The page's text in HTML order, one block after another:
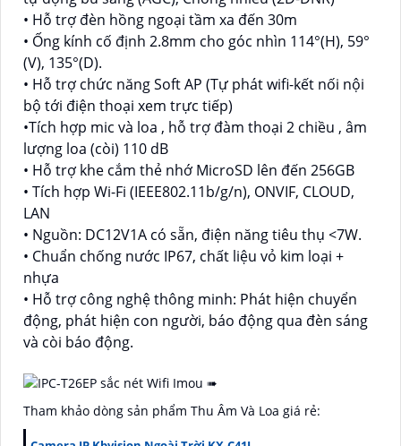
• Hỗ trợ đèn hồng ngoại tầm xa đến 30m
• Ống kính cố định 2.8mm cho góc nhìn 114°(H), 59°
(V), 135°(D).
• Hỗ trợ chức năng Soft AP (Tự phát wifi-kết nối nội
bộ tới điện thoại xem trực tiếp)
•Tích hợp mic và loa , hỗ trợ đàm thoại 2 chiều , âm
lượng loa (còi) 110 dB
• Hỗ trợ khe cắm thẻ nhớ MicroSD lên đến 256GB
• Tích hợp Wi-Fi (IEEE802.11b/g/n), ONVIF, CLOUD,
LAN
• Nguồn: DC12V1A có sẵn, điện năng tiêu thụ <7W.
• Chuẩn chống nước IP67, chất liệu vỏ kim loại +
nhựa
• Hỗ trợ công nghệ thông minh: Phát hiện chuyển
động, phát hiện con người, báo động qua đèn sáng
và còi báo động.
Tham khảo dòng sản phẩm Thu Âm Và Loa giá rẻ: